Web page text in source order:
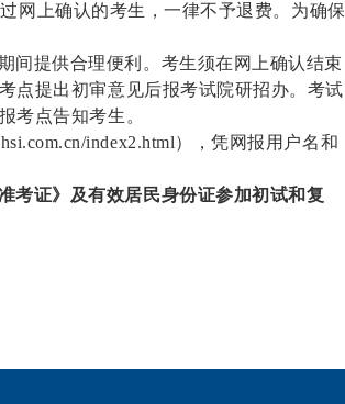
网上确认的考生，一律不予退费。为确保
间提供合理便利。考生须在网上确认结束
点提出初审意见后报考试院研招办。考试
考点告知考生。
index2.html），凭网报用户名和
考证》及有效居民身份证参加初试和复